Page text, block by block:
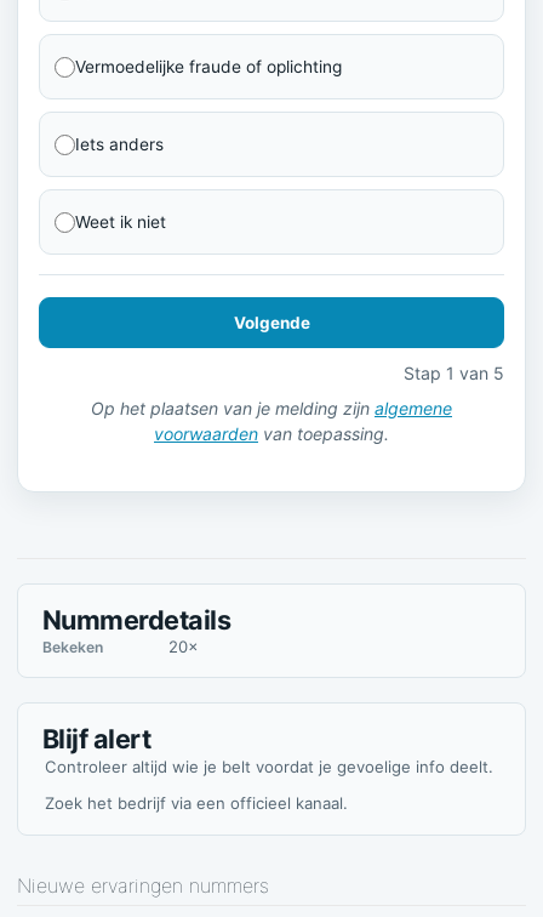
Vermoedelijke fraude of oplichting
Iets anders
Weet ik niet
Volgende
Stap 1 van 5
Op het plaatsen van je melding zijn algemene
voorwaarden van toepassing.
Nummerdetails
Bekeken 20×
Blijf alert
Controleer altijd wie je belt voordat je gevoelige info deelt.
Zoek het bedrijf via een officieel kanaal.
Nieuwe ervaringen nummers